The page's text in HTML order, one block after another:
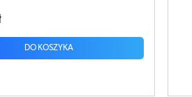
DO KOSZYKA